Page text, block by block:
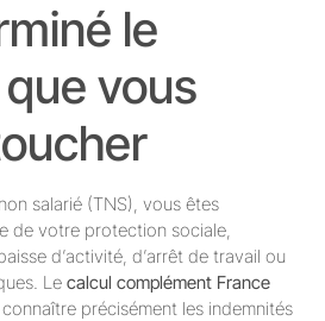
le
vous
salarié (TNS), vous êtes
de votre protection sociale,
d’activité, d’arrêt de travail ou
Le calcul complément France
précisément les indemnités